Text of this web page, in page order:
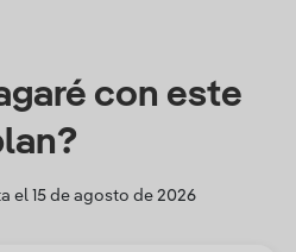
con este
el 15 de agosto de 2026